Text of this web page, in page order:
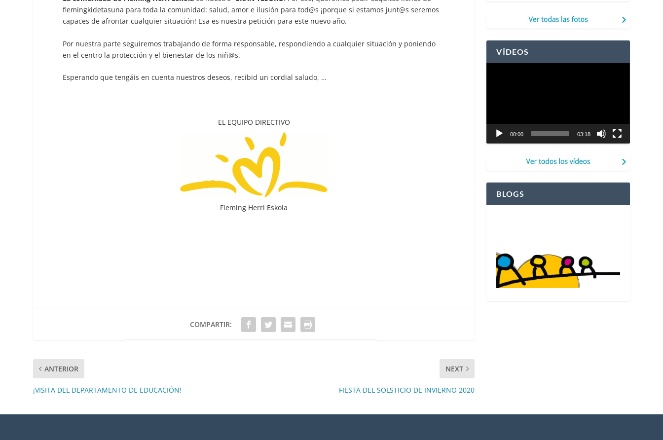
flemingkidetasuna para toda la comunidad: salud, amor e ilusión para tod@s ¡porque si estamos junt@s seremos
capaces de afrontar cualquier situación! Esa es nuestra petición para este nuevo año.
Por nuestra parte seguiremos trabajando de forma responsable, respondiendo a cualquier situación y poniendo
en el centro la protección y el bienestar de los niñ@s.
Esperando que tengáis en cuenta nuestros deseos, recibid un cordial saludo, …
EL EQUIPO DIRECTIVO
Fleming Herri Eskola
COMPARTIR:
ANTERIOR
¡VISITA DEL DEPARTAMENTO DE EDUCACIÓN!
NEXT
FIESTA DEL SOLSTICIO DE INVIERNO 2020
VÍDEOS
00:00 03:18
BLOGS